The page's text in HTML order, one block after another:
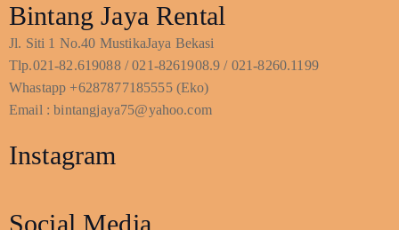
Bintang Jaya Rental
Jl. Siti 1 No.40 MustikaJaya Bekasi
Tlp.021-82.619088 / 021-8261908.9 / 021-8260.1199
Whastapp +6287877185555 (Eko)
Email : bintangjaya75@yahoo.com
Instagram
Social Media